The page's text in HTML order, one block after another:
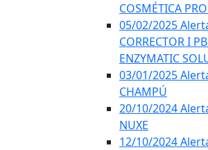
COSMÉTICA
05/02/2025
CORRECTOR I
ENZYMATIC
03/01/2025
CHAMPÚ
20/10/2024
NUXE
12/10/2024